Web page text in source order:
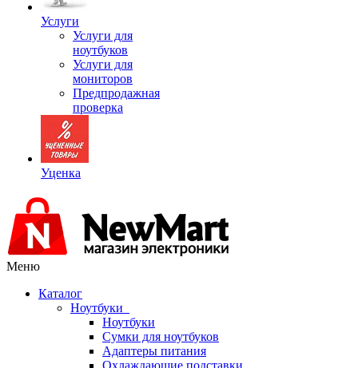
Услуги
Услуги для
ноутбуков
Услуги для
мониторов
Предпродажная
проверка
Уценка
Меню
Каталог
Ноутбуки
Ноутбуки
Сумки для ноутбуков
Адаптеры питания
Охлаждающие подставки